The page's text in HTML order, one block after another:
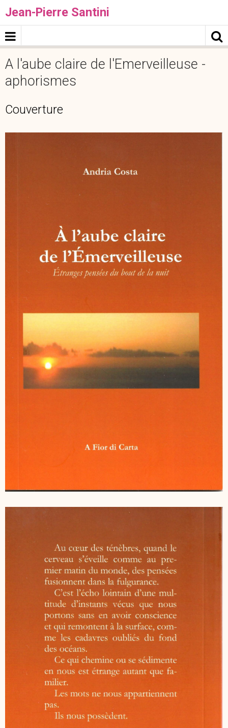
Jean-Pierre Santini
A l'aube claire de l'Emerveilleuse -
aphorismes
Couverture